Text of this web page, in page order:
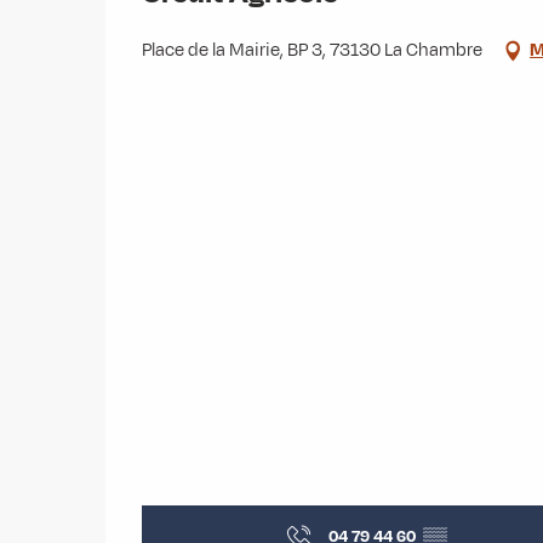
Place de la Mairie, BP 3, 73130 La Chambre
04 79 44 60 ▒▒